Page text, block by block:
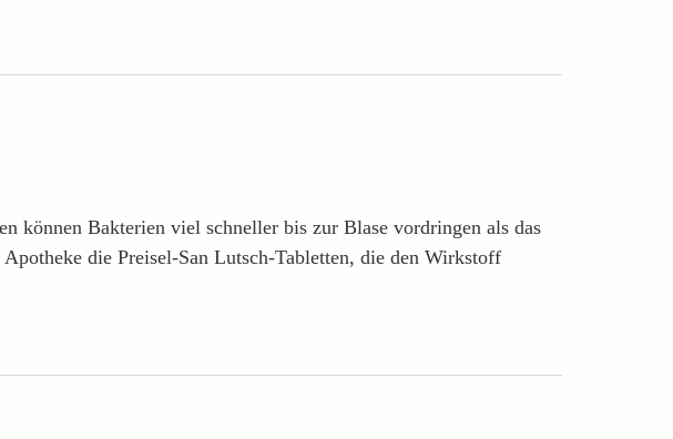
können Bakterien viel schneller bis zur Blase vordringen als das
die Preisel-San Lutsch-Tabletten, die den Wirkstoff